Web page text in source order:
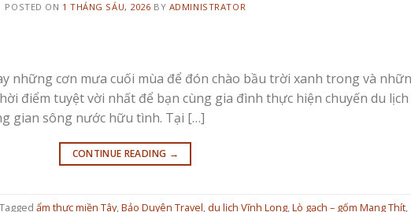
POSTED ON 1 THÁNG SÁU, 2026 BY ADMINISTRATOR
những cơn mưa cuối mùa để đón chào bầu trời xanh trong và
điểm tuyệt vời nhất để bạn cùng gia đình thực hiện chuyến du lịch
gian sông nước hữu tình. Tại […]
CONTINUE READING →
Tagged ẩm thực miền Tây,Bảo Duyên Travel, du lịch Vĩnh Long,Lò gạch – gốm Mang Thít,